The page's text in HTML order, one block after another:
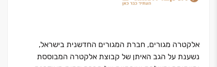
אלקטרה מגורים, חברת המגורים החדשנית בישראל,
נשענת על הגב האיתן של קבוצת אלקטרה המבוססת